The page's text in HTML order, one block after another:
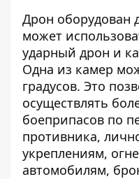
Дрон оборудован
может
ударный дрон и
Одна из камер
градусов. Это
осуществлять
боеприпасов по
противника,
укреплениям,
автомобилям,